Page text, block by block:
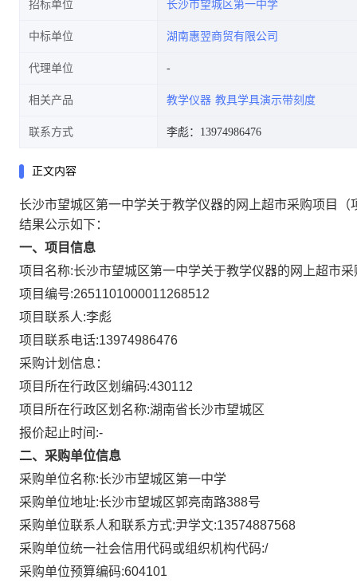
招标单位 长沙市望城区第一中学
中标单位 湖南惠翌商贸有限公司
代理单位
相关产品 教学仪器 教具学具演示带刻度
联系方式 李彪：13974986476
正文内容
长沙市望城区第一中学关于教学仪器的网上超市采购项目
结果公示如下：
一、项目信息
项目名称:长沙市望城区第一中学关于教学仪器的网上超市采
项目编号:2651101000011268512
项目联系人:李彪
项目联系电话:13974986476
采购计划信息：
项目所在行政区划编码:430112
项目所在行政区划名称:湖南省长沙市望城区
报价起止时间:-
二、采购单位信息
采购单位名称:长沙市望城区第一中学
采购单位地址:长沙市望城区郭亮南路388号
采购单位联系人和联系方式:尹学文:13574887568
采购单位统一社会信用代码或组织机构代码:/
采购单位预算编码:604101